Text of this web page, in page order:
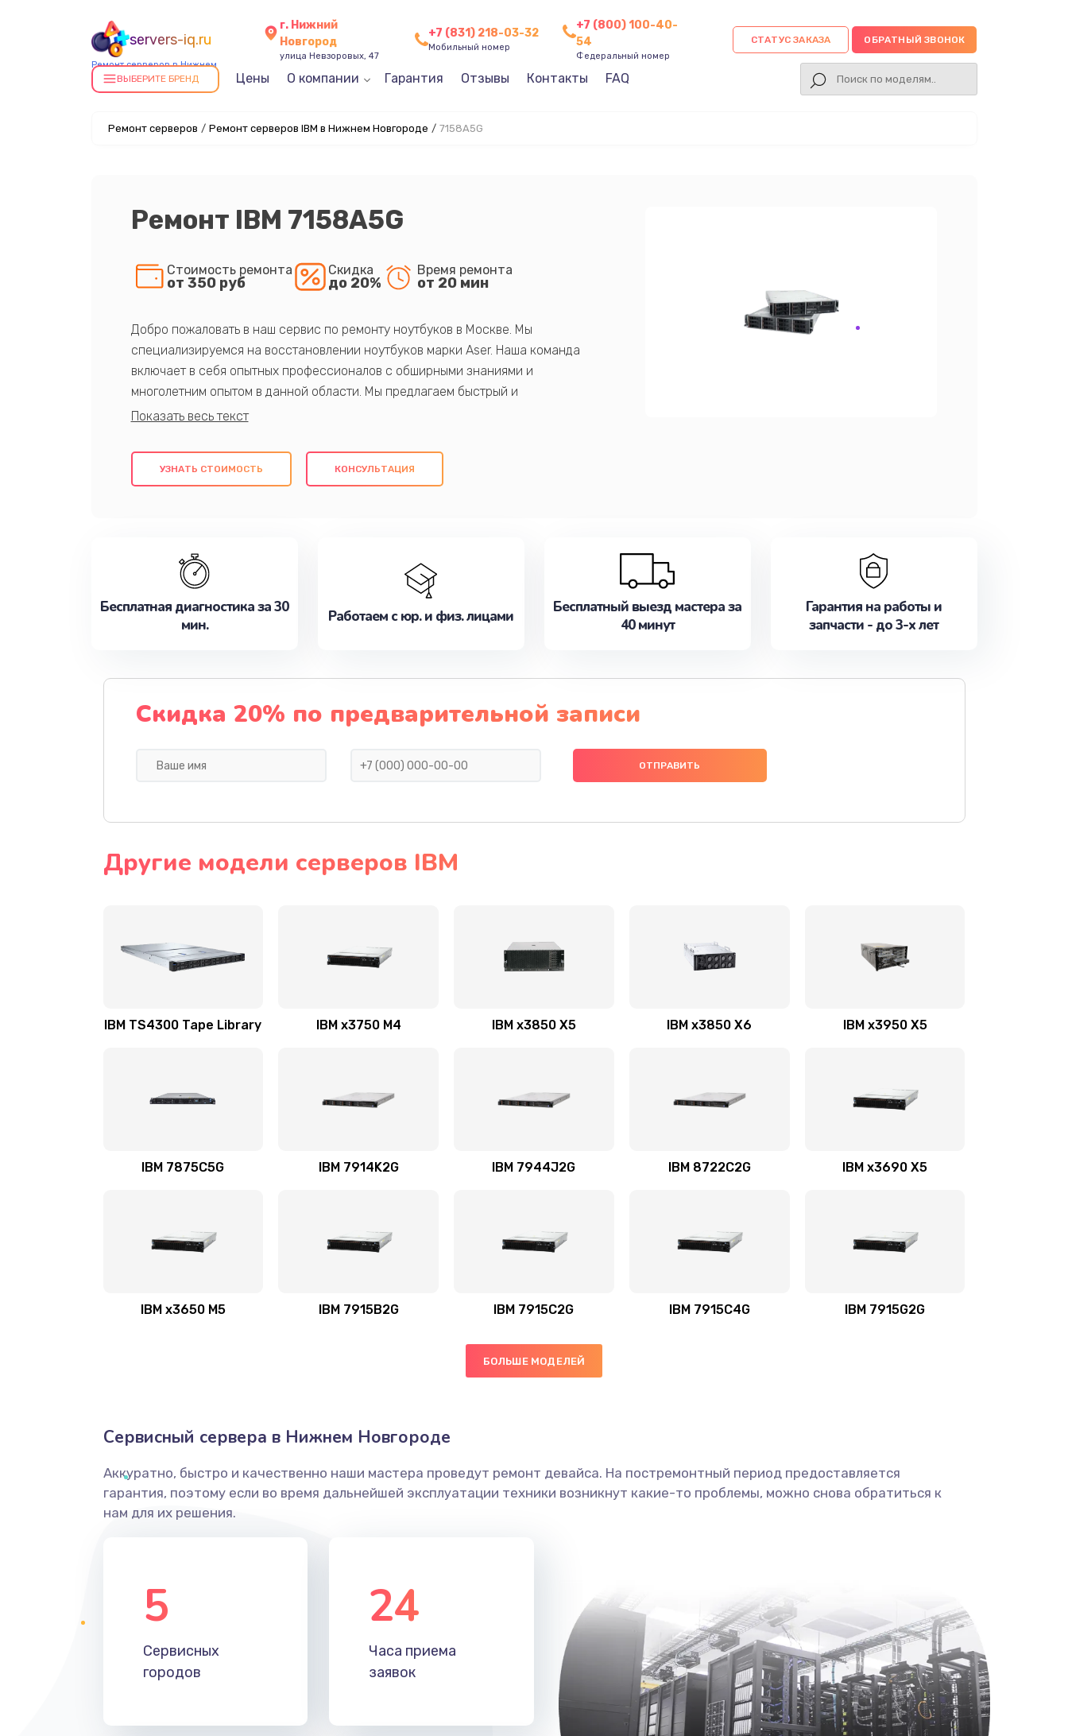
servers-iq.ru
Ремонт серверов в Нижнем
Новгороде
г. Нижний
Новгород
улица Невзоровых, 47
+7 (831) 218-03-32
Мобильный номер
+7 (800) 100-40-
54
Федеральный номер
СТАТУС ЗАКАЗА ОБРАТНЫЙ ЗВОНОК
ВЫБЕРИТЕ БРЕНД Цены О компании Гарантия Отзывы Контакты FAQ
Ремонт серверов / Ремонт серверов IBM в Нижнем Новгороде / 7158A5G
Ремонт IBM 7158A5G
Стоимость ремонта
от 350 руб
Скидка
до 20%
Время ремонта
от 20 мин
Добро пожаловать в наш сервис по ремонту ноутбуков в Москве. Мы
специализируемся на восстановлении ноутбуков марки Aser. Наша команда
включает в себя опытных профессионалов с обширными знаниями и
многолетним опытом в данной области. Мы предлагаем быстрый и
качественный ремонт с использованием оригинальных компонентов, а также
клиентам надежное и профессиональное обслуживание, удовлетворяя их
потребности наилучшим образом. Не медлите записаться на ремонт уже
УЗНАТЬ СТОИМОСТЬ КОНСУЛЬТАЦИЯ
Бесплатная диагностика за 30
мин.
Работаем с юр. и физ. лицами
Бесплатный выезд мастера за
40 минут
Гарантия на работы и
запчасти - до 3-х лет
Скидка 20% по предварительной записи
Другие модели серверов IBM
IBM TS4300 Tape Library IBM x3750 M4 IBM x3850 X5 IBM x3850 X6 IBM x3950 X5
IBM 7875C5G IBM 7914K2G IBM 7944J2G IBM 8722C2G IBM x3690 X5
IBM x3650 M5 IBM 7915B2G IBM 7915C2G IBM 7915C4G IBM 7915G2G
БОЛЬШЕ МОДЕЛЕЙ
Сервисный сервера в Нижнем Новгороде
Аккуратно, быстро и качественно наши мастера проведут ремонт девайса. На постремонтный период предоставляется
гарантия, поэтому если во время дальнейшей эксплуатации техники возникнут какие-то проблемы, можно снова обратиться к
нам для их решения.
5
Сервисных
городов
24
Часа приема
заявок